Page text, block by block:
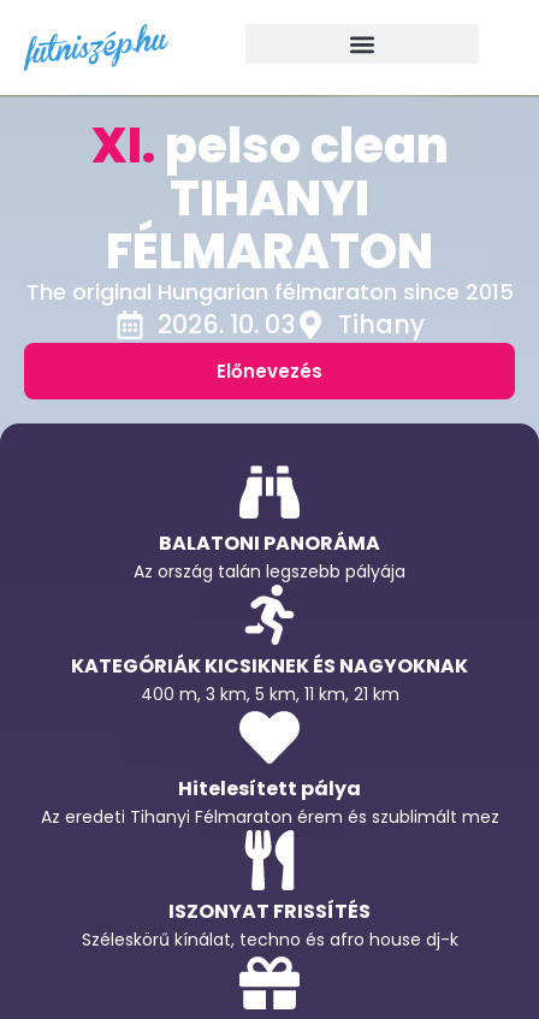
XI.pelso clean
TIHANYI
FÉLMARATON
The original Hungarian félmaraton since 2015
2026. 10. 03 Tihany
Előnevezés
BALATONI PANORÁMA
Az ország talán legszebb pályája
KATEGÓRIÁK KICSIKNEK ÉS NAGYOKNAK
400 m, 3 km, 5 km, 11 km, 21 km
Hitelesített pálya
Az eredeti Tihanyi Félmaraton érem és szublimált mez
ISZONYAT FRISSÍTÉS
Széleskörű kínálat, techno és afro house dj-k